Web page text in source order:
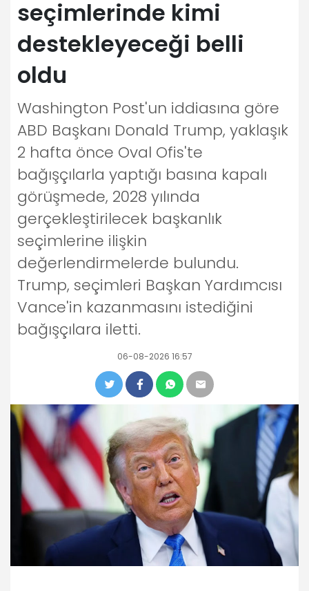
seçimlerinde kimi
destekleyeceği belli
oldu
Washington Post'un iddiasına göre
ABD Başkanı Donald Trump, yaklaşık
2 hafta önce Oval Ofis'te
bağışçılarla yaptığı basına kapalı
görüşmede, 2028 yılında
gerçekleştirilecek başkanlık
seçimlerine ilişkin
değerlendirmelerde bulundu.
Trump, seçimleri Başkan Yardımcısı
Vance'in kazanmasını istediğini
bağışçılara iletti.
06-08-2026 16:57